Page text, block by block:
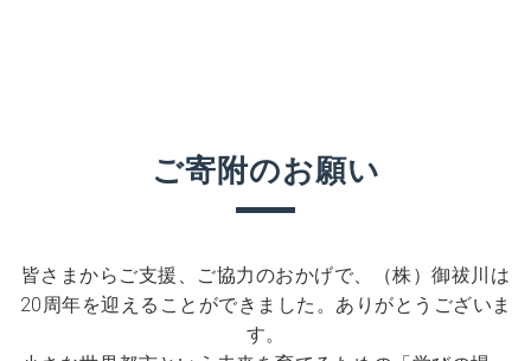
ご寄附のお願い
皆さまからご支援、ご協力のおかげで、（株）御祓川は
20周年を迎えることができました。ありがとうございま
す。